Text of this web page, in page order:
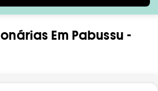
Em Pabussu -